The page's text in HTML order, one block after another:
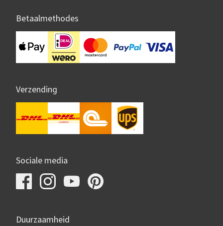
Betaalmethodes
Verzending
Sociale media
Duurzaamheid